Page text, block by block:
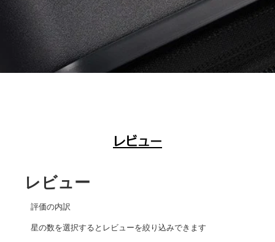
レビュー
レビュー
評価の内訳
星の数を選択するとレビューを絞り込みできます